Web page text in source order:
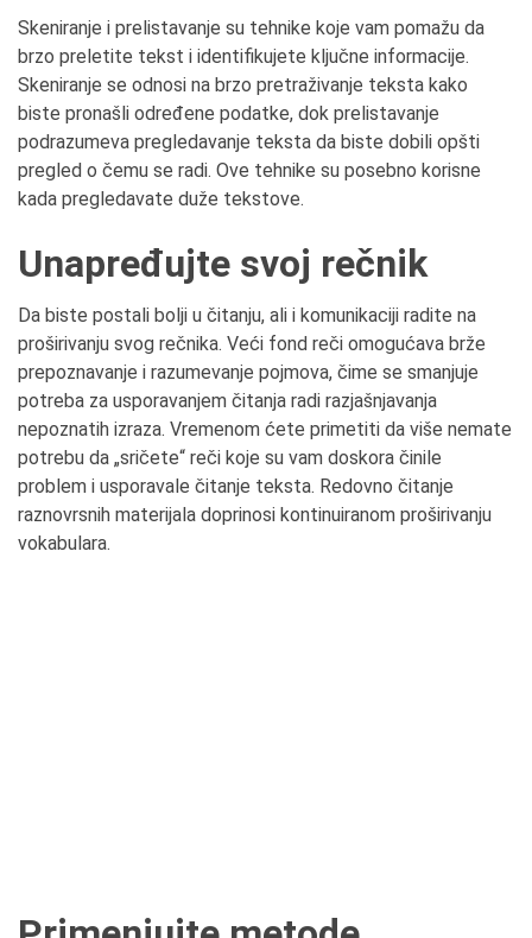
Skeniranje i prelistavanje su tehnike koje vam pomažu da
brzo preletite tekst i identifikujete ključne informacije.
Skeniranje se odnosi na brzo pretraživanje teksta kako
biste pronašli određene podatke, dok prelistavanje
podrazumeva pregledavanje teksta da biste dobili opšti
pregled o čemu se radi. Ove tehnike su posebno korisne
kada pregledavate duže tekstove.
Unapređujte svoj rečnik
Da biste postali bolji u čitanju, ali i komunikaciji radite na
proširivanju svog rečnika. Veći fond reči omogućava brže
prepoznavanje i razumevanje pojmova, čime se smanjuje
potreba za usporavanjem čitanja radi razjašnjavanja
nepoznatih izraza. Vremenom ćete primetiti da više nemate
potrebu da „sričete“ reči koje su vam doskora činile
problem i usporavale čitanje teksta. Redovno čitanje
raznovrsnih materijala doprinosi kontinuiranom proširivanju
vokabulara.